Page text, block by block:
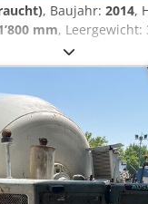
, Baujahr: 2014,
mm, Leergewicht:
gut Codpfx Asw Uf
gut
Sie sich an Christian
zu erhalten.
Produktart:
3.000 kg
5.625 kg
(ohne Zinken): LxB